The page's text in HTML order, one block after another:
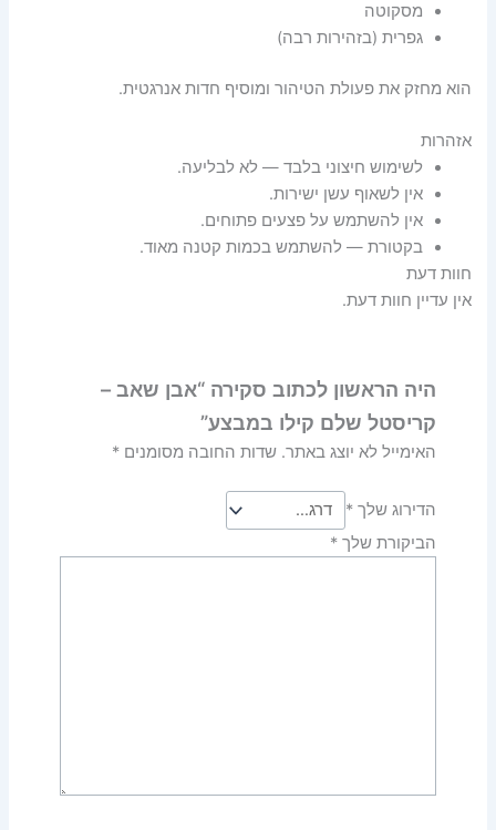
מסקוטה
גפרית (בזהירות רבה)
הוא מחזק את פעולת הטיהור ומוסיף חדות אנרגטית.
אזהרות
לשימוש חיצוני בלבד — לא לבליעה.
אין לשאוף עשן ישירות.
אין להשתמש על פצעים פתוחים.
בקטורת — להשתמש בכמות קטנה מאוד.
חוות דעת
אין עדיין חוות דעת.
היה הראשון לכתוב סקירה “אבן שאב –
קריסטל שלם קילו במבצע”
האימייל לא יוצג באתר. שדות החובה מסומנים *
הדירוג שלך *
הביקורת שלך *